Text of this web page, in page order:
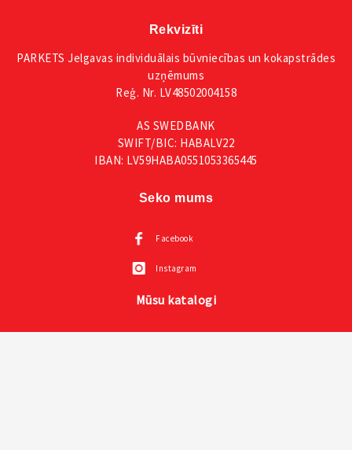
Rekvizīti
PARKETS Jelgavas individuālais būvniecības un kokapstrādes
uzņēmums
Reģ. Nr. LV48502004158
AS SWEDBANK
SWIFT/BIC: HABALV22
IBAN: LV59HABA0551053365445
Seko mums
Facebook
Instagram
Mūsu katalogi